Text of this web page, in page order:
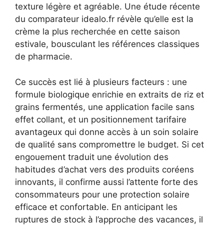
texture légère et agréable. Une étude récente
du comparateur idealo.fr révèle qu’elle est la
crème la plus recherchée en cette saison
estivale, bousculant les références classiques
de pharmacie.
Ce succès est lié à plusieurs facteurs : une
formule biologique enrichie en extraits de riz et
grains fermentés, une application facile sans
effet collant, et un positionnement tarifaire
avantageux qui donne accès à un soin solaire
de qualité sans compromettre le budget. Si cet
engouement traduit une évolution des
habitudes d’achat vers des produits coréens
innovants, il confirme aussi l’attente forte des
consommateurs pour une protection solaire
efficace et confortable. En anticipant les
ruptures de stock à l’approche des vacances, il